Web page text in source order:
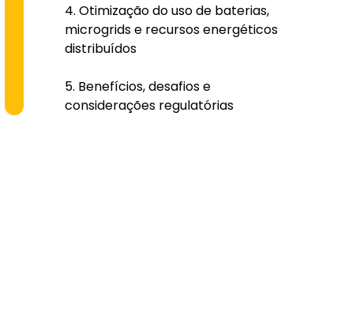
Otimização do uso de baterias,
microgrids e recursos energéticos
distribuídos
Benefícios, desafios e
considerações regulatórias